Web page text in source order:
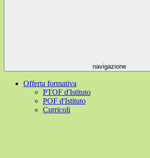
navigazione
Offerta formativa
PTOF d'Istituto
POF d'Istituto
Curricoli